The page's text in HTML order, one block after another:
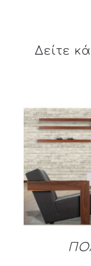
Δείτε
DETAILS